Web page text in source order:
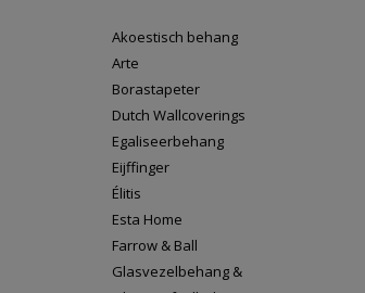
Akoestisch behang
Arte
Borastapeter
Dutch Wallcoverings
Egaliseerbehang
Eijffinger
Élitis
Esta Home
Farrow & Ball
Glasvezelbehang &